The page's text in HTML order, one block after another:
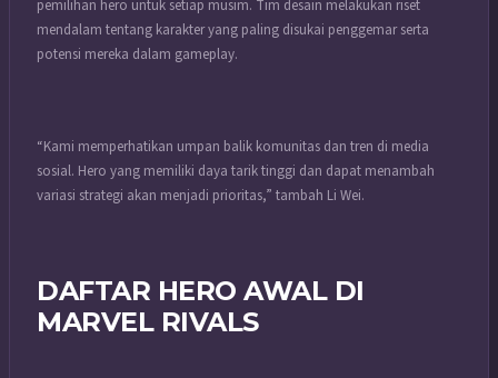
pemilihan hero untuk setiap musim. Tim desain melakukan riset
mendalam tentang karakter yang paling disukai penggemar serta
potensi mereka dalam gameplay.
“Kami memperhatikan umpan balik komunitas dan tren di media
sosial. Hero yang memiliki daya tarik tinggi dan dapat menambah
variasi strategi akan menjadi prioritas,” tambah Li Wei.
DAFTAR HERO AWAL DI
MARVEL RIVALS